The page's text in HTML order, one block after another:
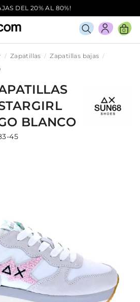
DEL 20% AL 80%!
0
Zapatillas
Zapatillas bajas
BLANCO
45